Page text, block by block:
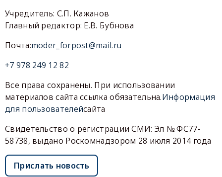
Учредитель: С.П. Кажанов
Главный редактор: Е.В. Бубнова
Почта:moder_forpost@mail.ru
+7 978 249 12 82
Все права сохранены. При использовании
материалов сайта ссылка обязательна.Информация
для пользователейсайта
Свидетельство о регистрации СМИ: Эл № ФС77-
58738, выдано Роскомнадзором 28 июля 2014 года
Прислать новость